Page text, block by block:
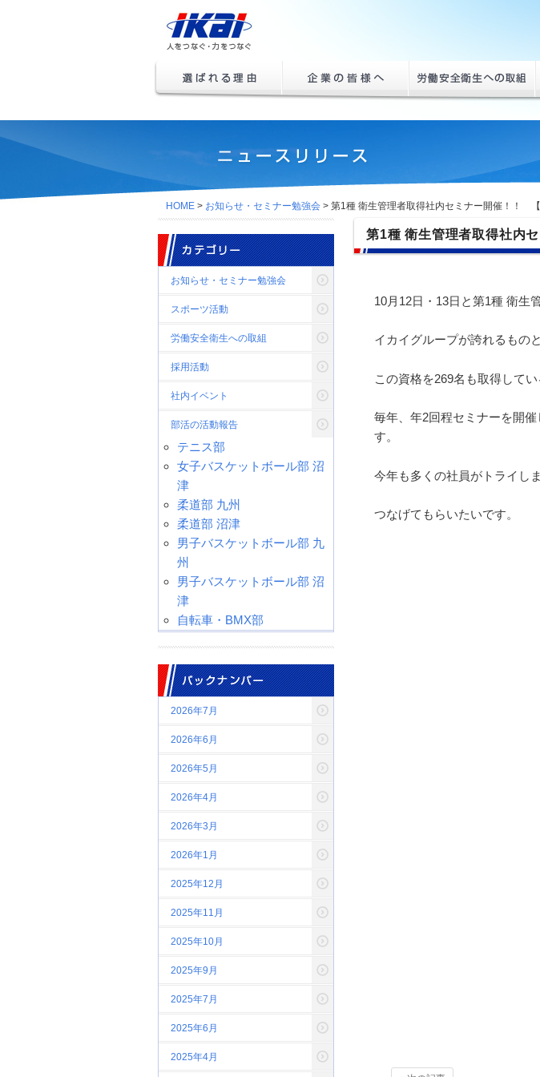
社を目指す「も
のづくり」のイ
カイグループ
HOME > お知らせ・セミナー勉強会 > 第1種 衛生管理者取得社内セミナー開催！！
第1種 衛生管理者取得社内
10月12日・13日と第1種 衛生
イカイグループが誇れるもの
この資格を269名も取得して
毎年、年2回程セミナーを開
す。
今年も多くの社員がトライし
つなげてもらいたいです。
カテゴリ
お知らせ・セミナー勉強会
スポーツ活動
労働安全衛生への取組
採用活動
社内イベント
部活の活動報告
テニス部
女子バスケットボール部 沼
津
柔道部 九州
柔道部 沼津
男子バスケットボール部 九
州
男子バスケットボール部 沼
津
自転車・BMX部
バックナンバー
2026年7月
2026年6月
2026年5月
2026年4月
2026年3月
2026年1月
2025年12月
2025年11月
2025年10月
2025年9月
2025年7月
2025年6月
2025年4月